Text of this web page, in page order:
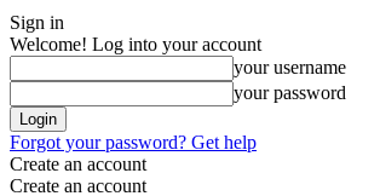
Sign in
Welcome! Log into your account
your username
your password
Forgot your password? Get help
Create an account
Create an account